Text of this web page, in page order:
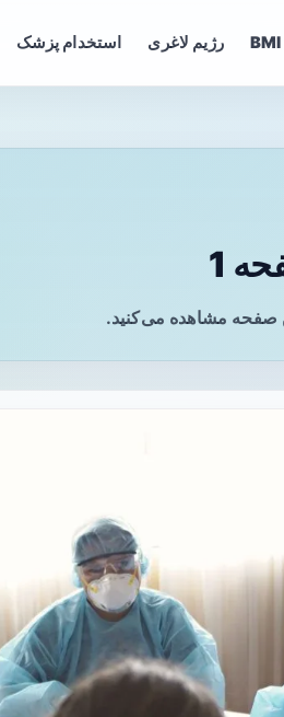
BMI رژیم لاغری استخدام پزشک